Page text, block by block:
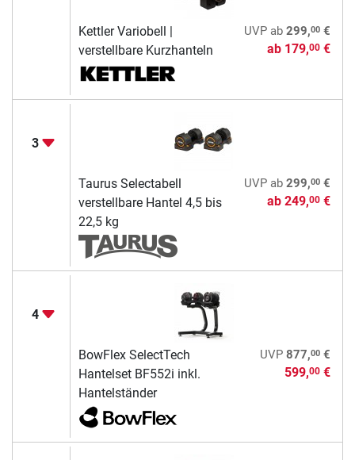
Kettler Variobell |
verstellbare Kurzhanteln
UVPab 299,00€
ab 179,00€
3
Taurus Selectabell
verstellbare Hantel 4,5 bis
22,5 kg
UVPab 299,00€
ab 249,00€
4
BowFlex SelectTech
Hantelset BF552i inkl.
Hantelständer
UVP 877,00€
599,00€